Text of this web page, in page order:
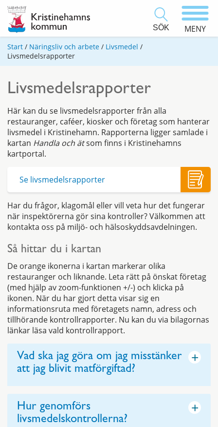
SÖK MENY
Start / Näringsliv och arbete / Livsmedel /
Livsmedelsrapporter
Livsmedelsrapporter
Här kan du se livsmedelsrapporter från alla
restauranger, caféer, kiosker och företag som hanterar
livsmedel i Kristinehamn. Rapporterna ligger samlade i
kartan Handla och ätsom finns i Kristinehamns
kartportal.
Se livsmedelsrapporter
Har du frågor, klagomål eller vill veta hur det fungerar
när inspektörerna gör sina kontroller? Välkommen att
kontakta oss på miljö- och hälsoskyddsavdelningen.
Så hittar du i kartan
De orange ikonerna i kartan markerar olika
restauranger och liknande. Leta rätt på önskat företag
(med hjälp av zoom-funktionen +/-) och klicka på
ikonen. När du har gjort detta visar sig en
informationsruta med företagets namn, adress och
tillhörande kontrollrapporter. Nu kan du via bilagornas
länkar läsa vald kontrollrapport.
Vad ska jag göra om jag misstänker
att jag blivit matförgiftad?
+
Hur genomförs
livsmedelskontrollerna?
+